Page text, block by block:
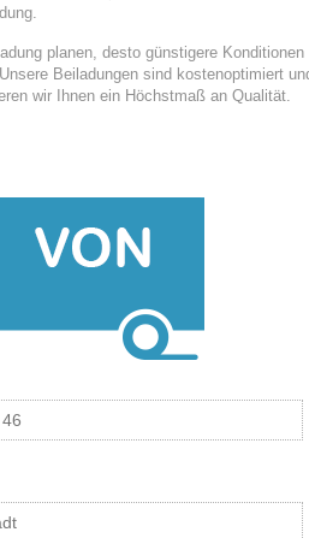
planen, desto günstigere Konditionen
Beiladungen sind kostenoptimiert
wir Ihnen ein Höchstmaß an Qualität.